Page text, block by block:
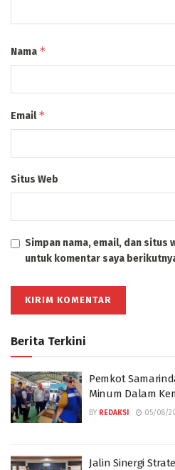
Nama *
Email*
Situs Web
Simpan nama, email, dan situs
untuk komentar saya
Berita Terkini
Pemkot
Minum Dalam
BY REDAKSI 05/08/
Jalin Sinergi